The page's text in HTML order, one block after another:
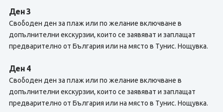
Ден 3
Свободен ден за плаж или по желание включване в
допълнителни екскурзии, които се заявяват и заплащат
предварително от България или на място в Тунис. Нощувка.
Ден 4
Свободен ден за плаж или по желание включване в
допълнителни екскурзии, които се заявяват и заплащат
предварително от България или на място в Тунис. Нощувка.